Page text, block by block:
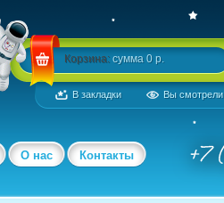
Корзина: сумма 0 р.
В закладки Вы смотрели
О нас Контакты